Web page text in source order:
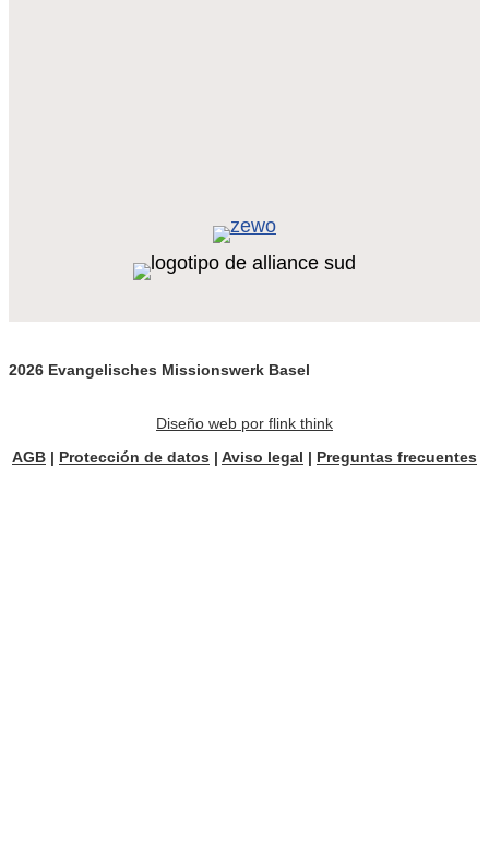
2026 Evangelisches Missionswerk Basel
Diseño web por flink think
AGB | Protección de datos | Aviso legal | Preguntas frecuentes